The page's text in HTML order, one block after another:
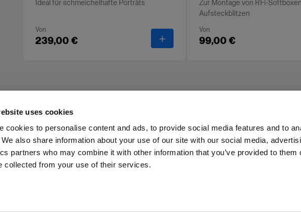
uses cookies
cookies to personalise content and ads, to provide social media features and to
also share information about your use of our site with our social media,
partners who may combine it with other information that you’ve provided to them
collected from your use of their services.
Ideal für schmeichelhafte Porträts
Von
239,00 € RFi Softbox Octa
Zur Montage von RFi-
Aufsteckblitzen
Von
99,00 €
Presse Investoren Share the Light Withdrawal your order